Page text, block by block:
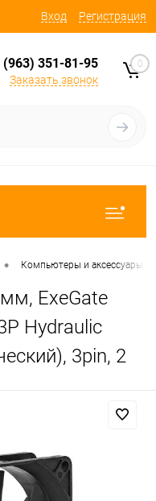
Вход Регистрация
(963) 351-81-95
Заказать звонок
0
• Компьютеры и аксессуары
ExeGate
Hydraulic
3pin, 2